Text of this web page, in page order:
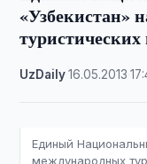
«Узбекистан»
UzDaily·16.05.2013 ·
Единый
международных